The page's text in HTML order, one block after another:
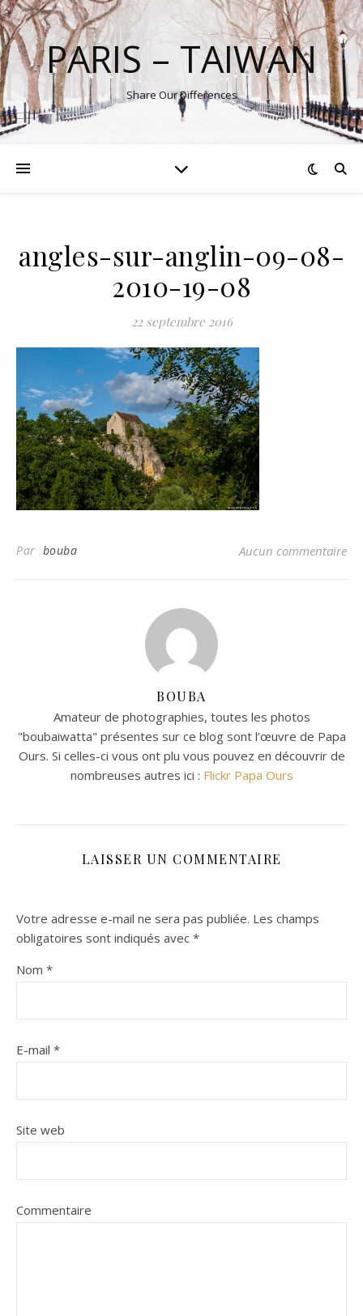
PARIS – TAIWAN
Share Our Differences
angles-sur-anglin-09-08-
2010-19-08
22 septembre 2016
Par bouba Aucun commentaire
BOUBA
Amateur de photographies, toutes les photos
"boubaiwatta" présentes sur ce blog sont l’œuvre de Papa
Ours. Si celles-ci vous ont plu vous pouvez en découvrir de
nombreuses autres ici : Flickr Papa Ours
LAISSER UN COMMENTAIRE
Votre adresse e-mail ne sera pas publiée. Les champs
obligatoires sont indiqués avec *
Nom *
E-mail *
Site web
Commentaire